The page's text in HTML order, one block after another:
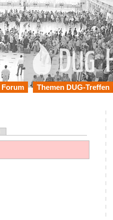
Themen DUG-Treffen
Forum